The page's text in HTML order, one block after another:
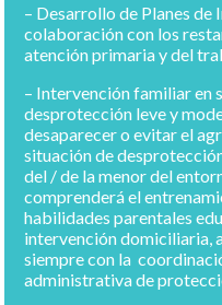
– Desarrollo de Planes
colaboración con los
atención primaria y del
– Intervención familiar en
desprotección leve y
desaparecer o evitar el
situación de
del / de la menor del
comprenderá el
habilidades parentales
intervención domiciliaria,
siempre con la
administrativa de